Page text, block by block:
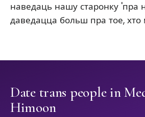
наведаць нашу старонку 'пра
даведацца больш пра тое,
Date trans people in
Himoon